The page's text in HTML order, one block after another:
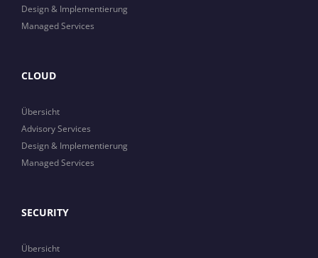
Design & Implementierung
Managed Services
CLOUD
Übersicht
Advisory Services
Design & Implementierung
Managed Services
SECURITY
Übersicht